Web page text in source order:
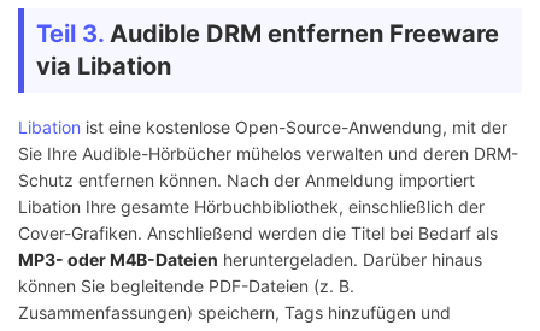
Teil 3. Audible DRM entfernen Freeware
via Libation
Libation ist eine kostenlose Open-Source-Anwendung, mit der
Sie Ihre Audible-Hörbücher mühelos verwalten und deren DRM-
Schutz entfernen können. Nach der Anmeldung importiert
Libation Ihre gesamte Hörbuchbibliothek, einschließlich der
Cover-Grafiken. Anschließend werden die Titel bei Bedarf als
MP3- oder M4B-Dateien heruntergeladen. Darüber hinaus
können Sie begleitende PDF-Dateien (z. B.
Zusammenfassungen) speichern, Tags hinzufügen und